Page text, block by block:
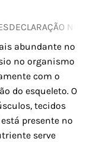
DECLARAÇÃO
abundante no
no organismo
com o
do esqueleto. O
tecidos
presente no
serve